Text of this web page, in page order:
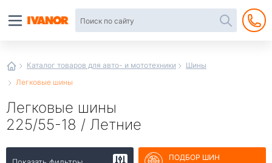
Каталог товаров для авто- и мототехники
Шины
Легковые шины
Легковые шины
225/55-18 / Летние
ПОДБОР ШИН
интернет-